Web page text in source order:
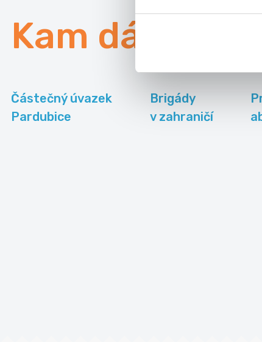
Kam dále
Částečný úvazek
Pardubice
Brigády
v zahraničí